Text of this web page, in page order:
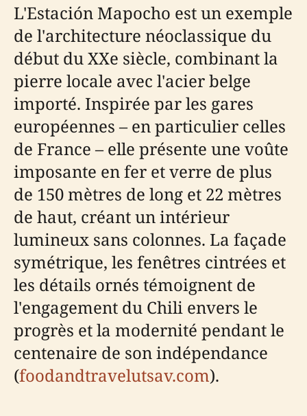
L'Estación Mapocho est un exemple
de l'architecture néoclassique du
début du XXe siècle, combinant la
pierre locale avec l'acier belge
importé. Inspirée par les gares
européennes – en particulier celles
de France – elle présente une voûte
imposante en fer et verre de plus
de 150 mètres de long et 22 mètres
de haut, créant un intérieur
lumineux sans colonnes. La façade
symétrique, les fenêtres cintrées et
les détails ornés témoignent de
l'engagement du Chili envers le
progrès et la modernité pendant le
centenaire de son indépendance
(foodandtravelutsav.com).